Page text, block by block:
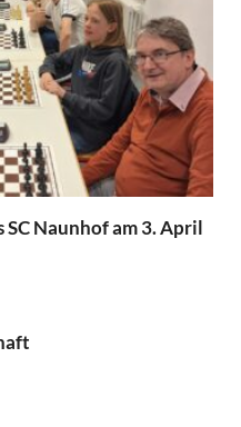
Naunhof am 3. April